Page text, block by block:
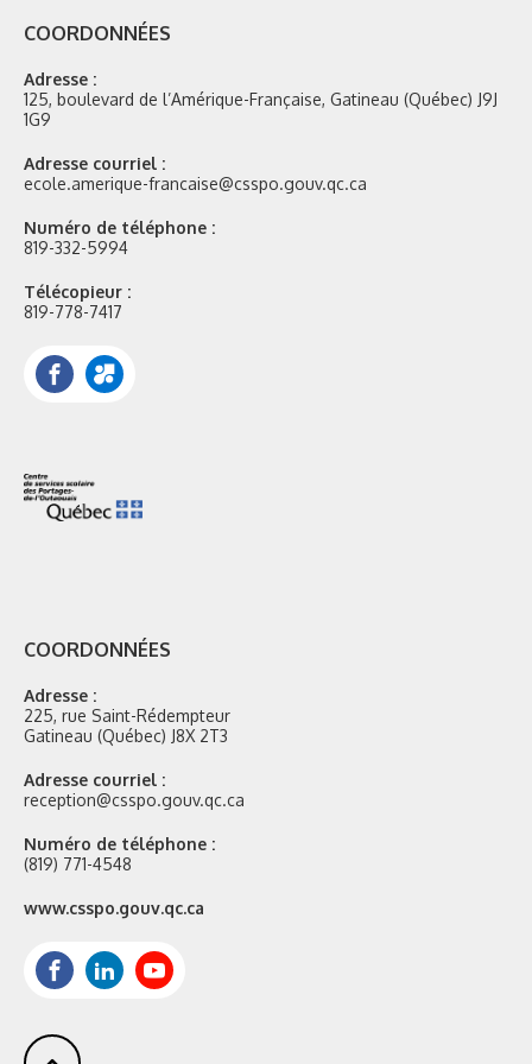
COORDONNÉES
Adresse :
125, boulevard de l’Amérique-Française, Gatineau (Québec) J9J
1G9
Adresse courriel :
ecole.amerique-francaise@csspo.gouv.qc.ca
Numéro de téléphone :
819-332-5994
Télécopieur :
819-778-7417
Facebook
Portail
Mozaik
COORDONNÉES
Adresse :
225, rue Saint-Rédempteur
Gatineau (Québec) J8X 2T3
Adresse courriel :
reception@csspo.gouv.qc.ca
Numéro de téléphone :
(819) 771-4548
Site
www.csspo.gouv.qc.ca
FacebookLinkedInYoutube